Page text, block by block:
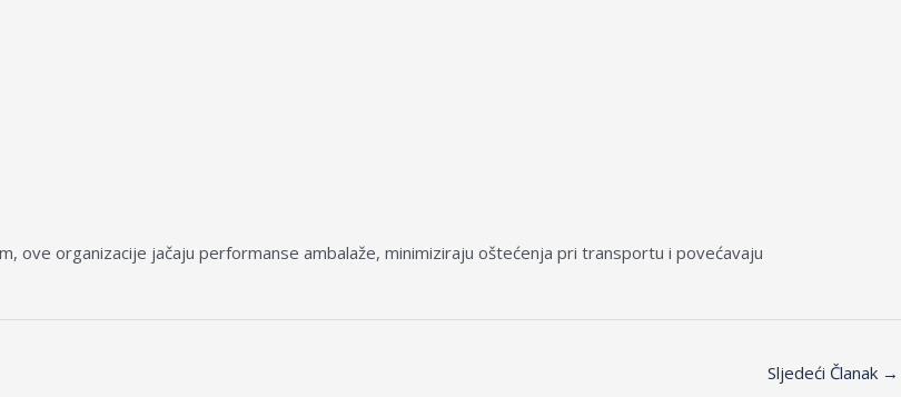
ove organizacije jačaju performanse ambalaže, minimiziraju oštećenja pri transportu i povećavaju
Sljedeći Članak →